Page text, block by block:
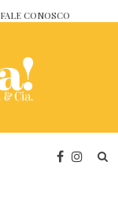
FALE CONOSCO